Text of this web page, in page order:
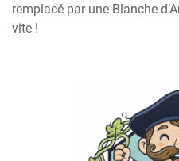
remplacé par une Blanche
vite !